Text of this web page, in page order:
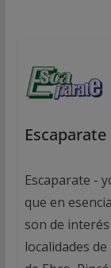
Escaparate
Escaparate -
que en
son de
localidades